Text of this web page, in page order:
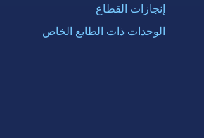
إنجازات القطاع
الوحدات ذات الطابع الخاص